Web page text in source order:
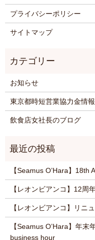
プライバシーポリシー
サイトマップ
お知らせ
東京都時短営業協力金情報
飲食店女社長のブログ
【Seamus O’Hara】18th
【レオンビアンコ】12周
【レオンビアンコ】リニ
【Seamus O’Hara】年
business hour